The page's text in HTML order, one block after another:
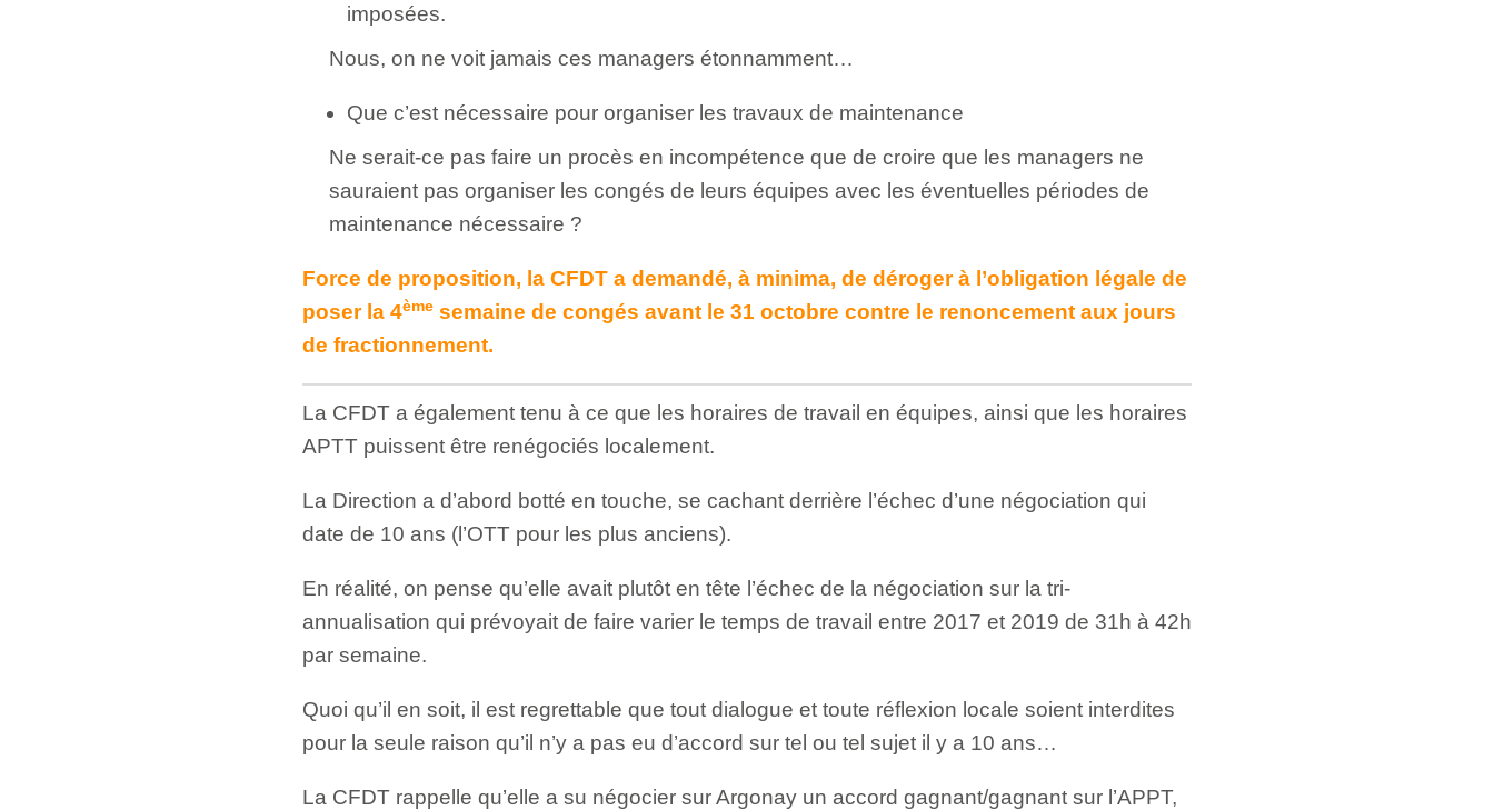
imposées.
Nous, on ne voit jamais ces managers étonnamment…
Que c’est nécessaire pour organiser les travaux de maintenance
Ne serait-ce pas faire un procès en incompétence que de croire que les managers ne
sauraient pas organiser les congés de leurs équipes avec les éventuelles périodes de
maintenance nécessaire ?
Force de proposition, la CFDT a demandé, à minima, de déroger à l’obligation légale de
poser la 4ème semaine de congés avant le 31 octobre contre le renoncement aux jours
de fractionnement.
La CFDT a également tenu à ce que les horaires de travail en équipes, ainsi que les horaires
APTT puissent être renégociés localement.
La Direction a d’abord botté en touche, se cachant derrière l’échec d’une négociation qui
date de 10 ans (l’OTT pour les plus anciens).
En réalité, on pense qu’elle avait plutôt en tête l’échec de la négociation sur la tri-
annualisation qui prévoyait de faire varier le temps de travail entre 2017 et 2019 de 31h à 42h
par semaine.
Quoi qu’il en soit, il est regrettable que tout dialogue et toute réflexion locale soient interdites
pour la seule raison qu’il n’y a pas eu d’accord sur tel ou tel sujet il y a 10 ans…
La CFDT rappelle qu’elle a su négocier sur Argonay un accord gagnant/gagnant sur l’APPT,